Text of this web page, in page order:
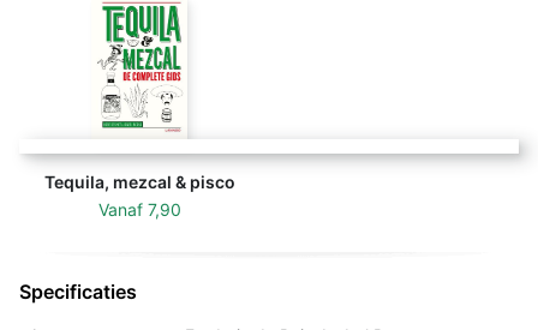
Tequila, mezcal & pisco
Vanaf 7,90
Specificaties